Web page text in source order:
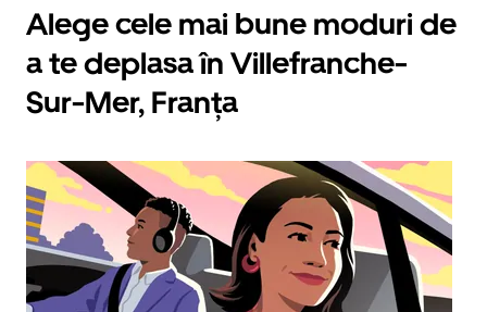
Alege cele mai bune moduri de
a te deplasa în Villefranche-
Sur-Mer, Franța